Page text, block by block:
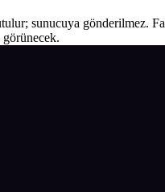
sunucuya gönderilmez.